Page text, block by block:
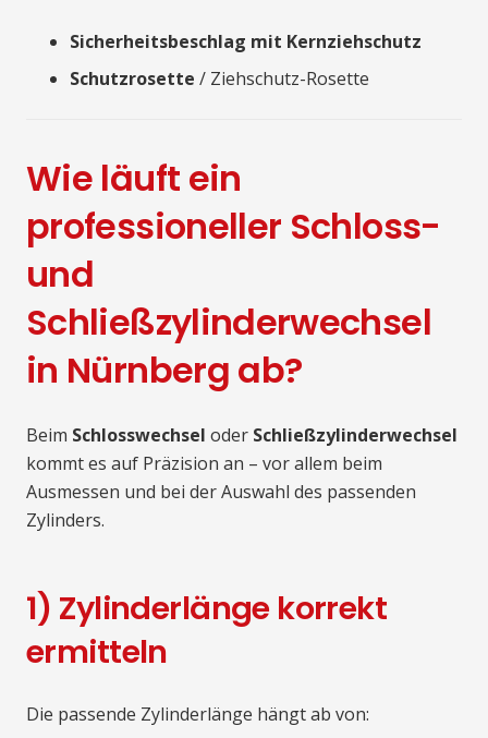
Sicherheitsbeschlag mit Kernziehschutz
Schutzrosette / Ziehschutz-Rosette
Wie läuft ein
professioneller Schloss-
und
Schließzylinderwechsel
in Nürnberg ab?
Beim Schlosswechsel oder Schließzylinderwechsel
kommt es auf Präzision an – vor allem beim
Ausmessen und bei der Auswahl des passenden
Zylinders.
1) Zylinderlänge korrekt
ermitteln
Die passende Zylinderlänge hängt ab von: